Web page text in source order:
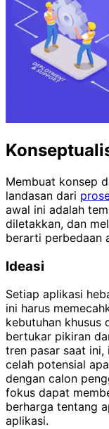
Membuat konsep
landasan dari
awal ini adalah
diletakkan, dan
berarti perbedaan
Ideasi
Setiap aplikasi
ini harus
kebutuhan khusus
bertukar pikiran
tren pasar saat
celah potensial
dengan calon
fokus dapat
berharga tentang
aplikasi.